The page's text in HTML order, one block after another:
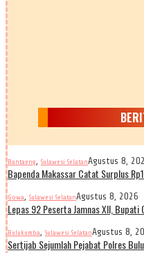
Bantaeng, Sulawesi SelatanAgustus 8,
Bapenda Makassar Catat Surplus
Gowa, Sulawesi SelatanAgustus 8, 2026
Lepas 92 Peserta Jamnas XII, Bupati
Bulukumba, Sulawesi SelatanAgustus 8,
Sertijab Sejumlah Pejabat Polres